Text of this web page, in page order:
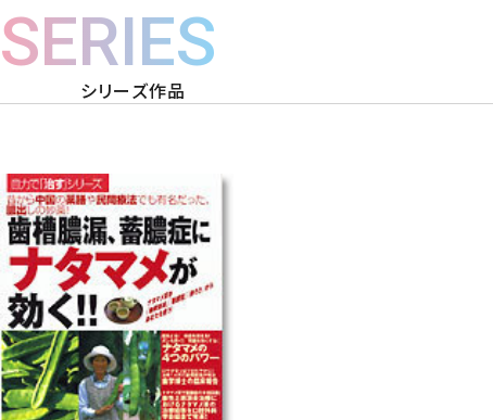
SERIES
シリーズ作品